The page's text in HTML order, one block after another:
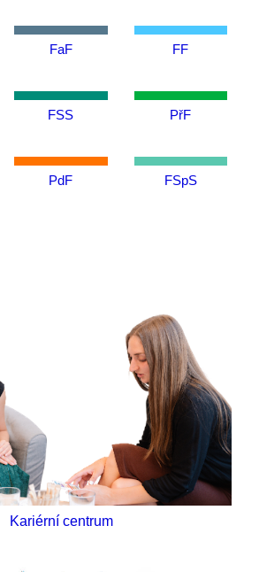
FaF FF
FSS PřF
PdF FSpS
Kariérní centrum